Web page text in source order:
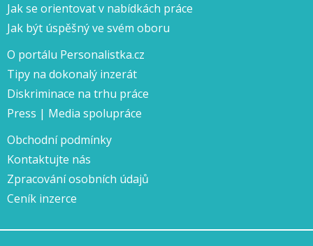
Jak se orientovat v nabídkách práce
Jak být úspěšný ve svém oboru
O portálu Personalistka.cz
Tipy na dokonalý inzerát
Diskriminace na trhu práce
Press | Media spolupráce
Obchodní podmínky
Kontaktujte nás
Zpracování osobních údajů
Ceník inzerce